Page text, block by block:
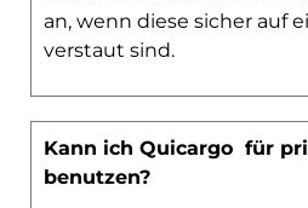
an, wenn diese sicher auf
verstaut sind.
Kann ich Quicargo für
benutzen?